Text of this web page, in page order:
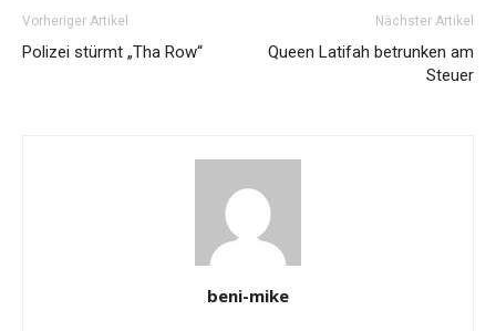
Vorheriger Artikel
Polizei stürmt „Tha Row“
Nächster Artikel
Queen Latifah betrunken am
Steuer
beni-mike